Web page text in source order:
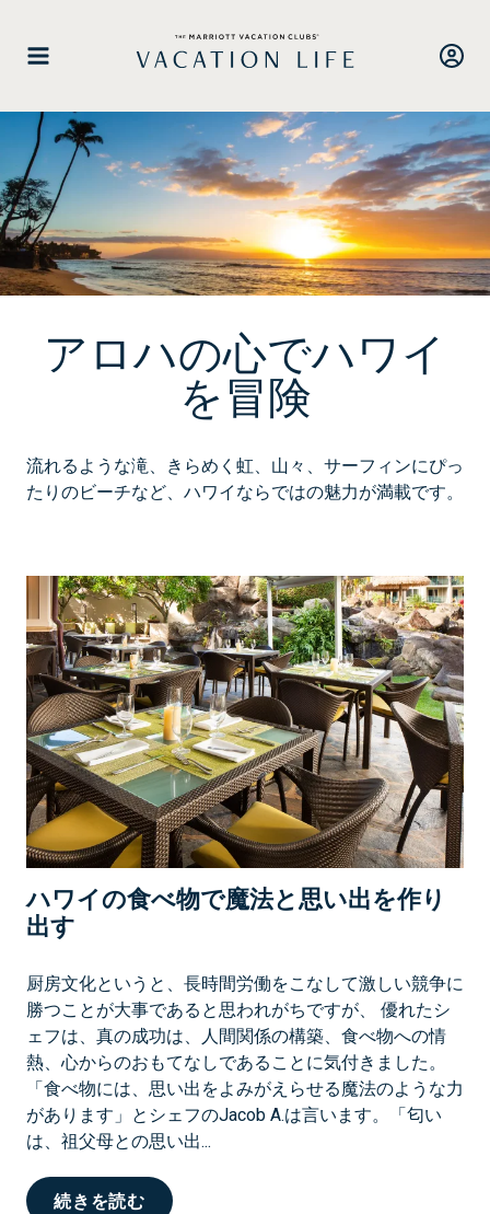
し
ン
テ
ン
ツ
に
アロハの心でハワイ
を冒険
流れるような滝、きらめく虹、山々、サーフィンにぴっ
たりのビーチなど、ハワイならではの魅力が満載です。
ハワイの食べ物で魔法と思い出を作り
出す
厨房文化というと、長時間労働をこなして激しい競争に
勝つことが大事であると思われがちですが、 優れたシ
ェフは、真の成功は、人間関係の構築、食べ物への情
熱、心からのおもてなしであることに気付きました。
「食べ物には、思い出をよみがえらせる魔法のような力
があります」とシェフのJacob A.は言います。「匂い
は、祖父母との思い出...
続きを読む